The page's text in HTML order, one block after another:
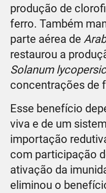
produção de
ferro. Também
parte aérea de
restaurou a
Solanum
concentrações de
Esse benefício
viva e de um
importação
com participação
ativação da
eliminou o